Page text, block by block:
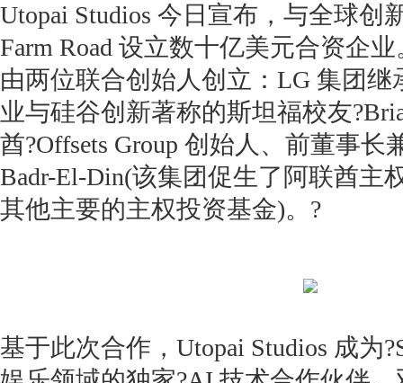
Utopai Studios 今日宣布，与全球创
Farm Road 设立数十亿美元合资企业
由两位联合创始人创立：LG 集团
业与硅谷创新著称的斯坦福校友
酋?Offsets Group 创始人、前董事长
Badr-El-Din(该集团促生了阿联酋主
其他主要的主权投资基金)。?
基于此次合作，Utopai Studios 成为